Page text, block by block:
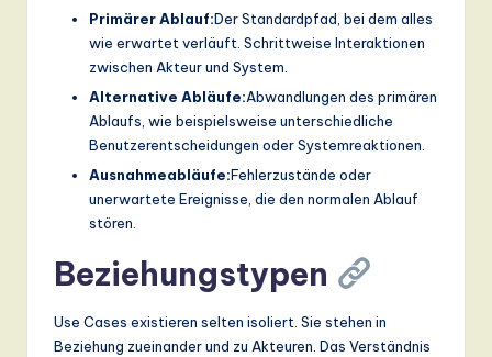
Primärer Ablauf:Der Standardpfad, bei dem alles
wie erwartet verläuft. Schrittweise Interaktionen
zwischen Akteur und System.
Alternative Abläufe:Abwandlungen des primären
Ablaufs, wie beispielsweise unterschiedliche
Benutzerentscheidungen oder Systemreaktionen.
Ausnahmeabläufe:Fehlerzustände oder
unerwartete Ereignisse, die den normalen Ablauf
stören.
Beziehungstypen
Use Cases existieren selten isoliert. Sie stehen in
Beziehung zueinander und zu Akteuren. Das Verständnis